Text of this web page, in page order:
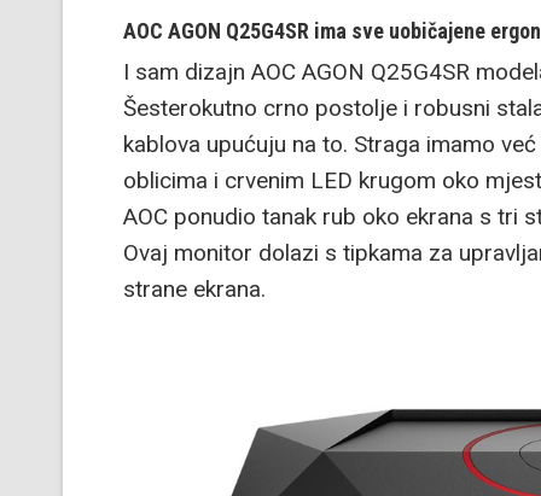
AOC AGON Q25G4SR ima sve uobičajene
I sam dizajn AOC AGON Q25G4SR
Šesterokutno crno postolje i robusni
kablova upućuju na to. Straga imamo
oblicima i crvenim LED krugom oko
AOC ponudio tanak rub oko ekrana s tri
Ovaj monitor dolazi s tipkama za
strane ekrana.